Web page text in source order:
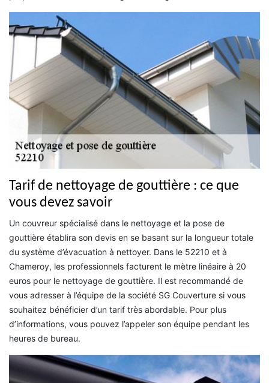
Tarif de nettoyage de gouttière : ce que
vous devez savoir
Un couvreur spécialisé dans le nettoyage et la pose de
gouttière établira son devis en se basant sur la longueur totale
du système d’évacuation à nettoyer. Dans le 52210 et à
Chameroy, les professionnels facturent le mètre linéaire à 20
euros pour le nettoyage de gouttière. Il est recommandé de
vous adresser à l’équipe de la société SG Couverture si vous
souhaitez bénéficier d’un tarif très abordable. Pour plus
d’informations, vous pouvez l’appeler son équipe pendant les
heures de bureau.